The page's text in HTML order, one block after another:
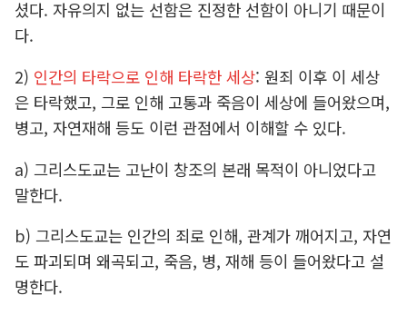
셨다. 자유의지 없는 선함은 진정한 선함이 아니기 때문이
다.
2) 인간의 타락으로 인해 타락한 세상: 원죄 이후 이 세상
은 타락했고, 그로 인해 고통과 죽음이 세상에 들어왔으며,
병고, 자연재해 등도 이런 관점에서 이해할 수 있다.
a) 그리스도교는 고난이 창조의 본래 목적이 아니었다고
말한다.
b) 그리스도교는 인간의 죄로 인해, 관계가 깨어지고, 자연
도 파괴되며 왜곡되고, 죽음, 병, 재해 등이 들어왔다고 설
명한다.